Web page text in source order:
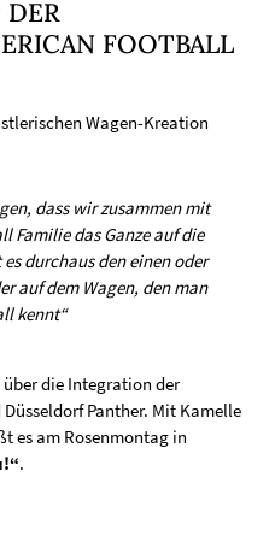
FOOTBALL
Wagen-Kreation
dass wir zusammen mit
Familie das Ganze auf die
durchaus den einen oder
auf dem Wagen, den man
kennt“
über die Integration der
Panther. Mit Kamelle
es am Rosenmontag in
.